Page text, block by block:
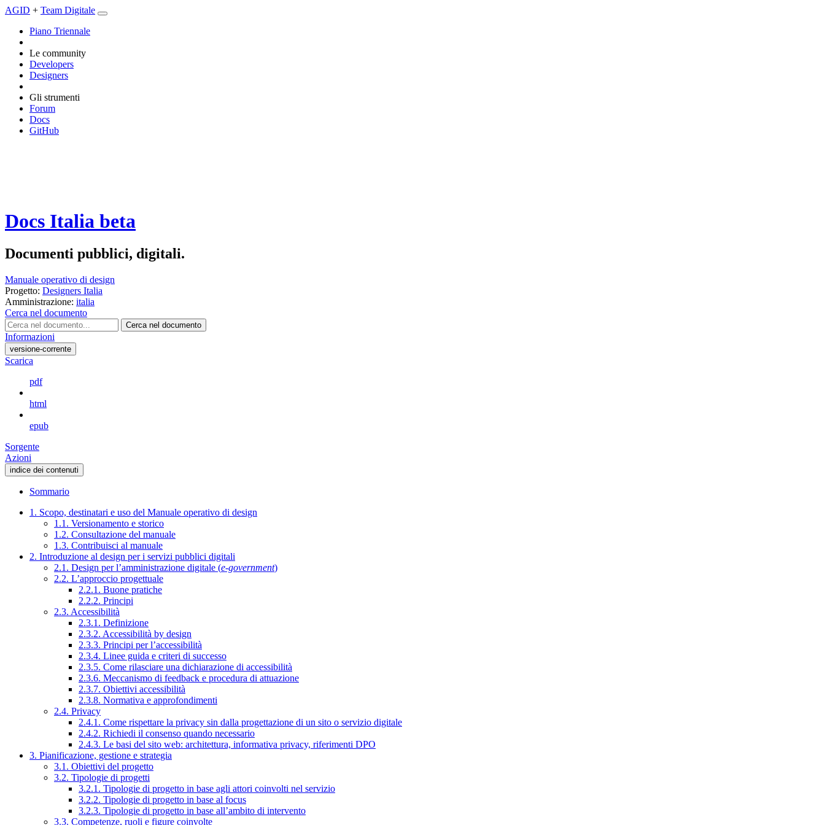
AGID + Team Digitale
Piano Triennale
Le community
Developers
Designers
Gli strumenti
Forum
Docs
GitHub
Docs Italia beta
Documenti pubblici, digitali.
Manuale operativo di design
Progetto: Designers Italia
Amministrazione: italia
Cerca nel documento
Cerca nel documento
Informazioni
versione-corrente
Scarica
pdf
html
epub
Sorgente
Azioni
indice dei contenuti
Sommario
1. Scopo, destinatari e uso del Manuale operativo di design
1.1. Versionamento e storico
1.2. Consultazione del manuale
1.3. Contribuisci al manuale
2. Introduzione al design per i servizi pubblici digitali
2.1. Design per l’amministrazione digitale (e-government)
2.2. L’approccio progettuale
2.2.1. Buone pratiche
2.2.2. Principi
2.3. Accessibilità
2.3.1. Definizione
2.3.2. Accessibilità by design
2.3.3. Principi per l’accessibilità
2.3.4. Linee guida e criteri di successo
2.3.5. Come rilasciare una dichiarazione di accessibilità
2.3.6. Meccanismo di feedback e procedura di attuazione
2.3.7. Obiettivi accessibilità
2.3.8. Normativa e approfondimenti
2.4. Privacy
2.4.1. Come rispettare la privacy sin dalla progettazione di un sito o servizio digitale
2.4.2. Richiedi il consenso quando necessario
2.4.3. Le basi del sito web: architettura, informativa privacy, riferimenti DPO
3. Pianificazione, gestione e strategia
3.1. Obiettivi del progetto
3.2. Tipologie di progetti
3.2.1. Tipologie di progetto in base agli attori coinvolti nel servizio
3.2.2. Tipologie di progetto in base al focus
3.2.3. Tipologie di progetto in base all’ambito di intervento
3.3. Competenze, ruoli e figure coinvolte